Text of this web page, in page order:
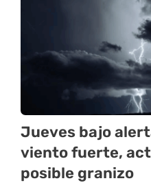
Jueves bajo
viento fuerte,
posible granizo